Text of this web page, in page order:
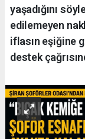
yaşadığını
edilemeyen
iflasın eşiğine
destek